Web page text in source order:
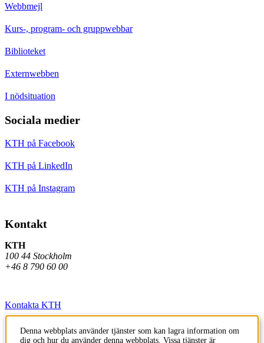
Webbmejl
Kurs-, program- och gruppwebbar
Biblioteket
Externwebben
I nödsituation
Sociala medier
KTH på Facebook
KTH på LinkedIn
KTH på Instagram
Kontakt
KTH
100 44 Stockholm
+46 8 790 60 00
Kontakta KTH
Jobba på KTH
Denna webbplats använder tjänster som kan lagra information om
dig och hur du använder denna webbplats. Vissa tjänster är